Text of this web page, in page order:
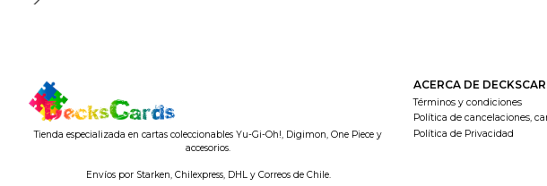
Tienda especializada en cartas coleccionables Yu-Gi-Oh!, Digimon, One Piece y
accesorios.
Envíos por Starken, Chilexpress, DHL y Correos de Chile.
ACERCA DE
Términos y condiciones
Política de cancelaciones,
Política de Privacidad